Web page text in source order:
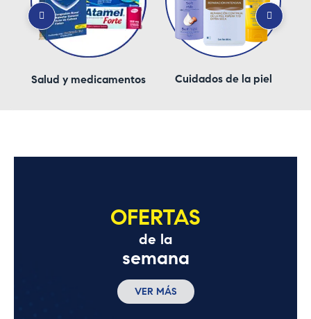
Salud y medicamentos Cuidados de la piel
OFERTAS
de la
semana
VER MÁS